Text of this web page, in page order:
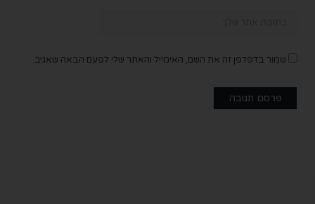
שמור בדפדפן זה את השם, האימייל והאתר שלי לפעם הבאה שאגיב.